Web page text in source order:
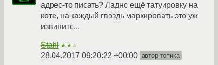
адрес-то писать? Ладно ещё татуировку на
коте, на каждый гвоздь маркировать это уж
извините...
Stahl ★★☆
28.04.2017 09:20:22 +00:00 автор топика